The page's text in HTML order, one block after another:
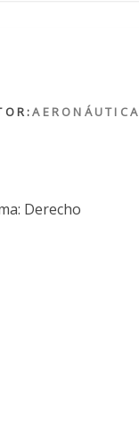
AERONÁUTICA
Derecho